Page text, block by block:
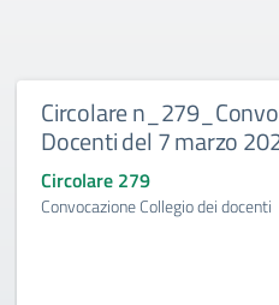
Circolare
Docenti del 7 marzo
Circolare 279
Convocazione Collegio dei docenti